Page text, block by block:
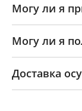
Могу ли я
Могу ли я
Доставка